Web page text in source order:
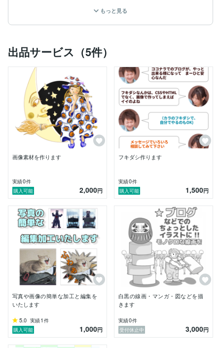
△　絵を描く作業で好きなのは下描きの時なので、モノ
クロ・イラストをメインにさせていただいております
が　かんたんな写真加工や画像の編集等もやっておりま
して　現在は動画なども、試行錯誤する毎日を送ってお
ります
【使用ソフト】
以前はフォトショップ5.5とイラストレーター10とペイ
ンター６での作業で、ウィンドウズ98の頃から粛々と
続けてきました　しかし現在はこれをフリーのGIMPと
インクスケープに変更・・・　イラストはペンタブレッ
す　クリスタは前身のイラスト・スタジオから使用して
おります
もっと見る
出品サービス（5件）
画像素材を作ります
実績0件
購入可能
2,000円
フキダシ作ります
実績0件
購入可能
1,500円
写真や画像の簡単な加工と編集を
いたします
5.0 実績1 件
購入可能
1,000円
白黒の線画・マンガ・図などを描
きます
実績0件
受付休止中
3,000円